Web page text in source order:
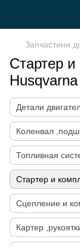
Запчастини
Стартер
Husqvarna
Детали
Коленвал
Топливная
Стартер и
Сцепление и
Картер